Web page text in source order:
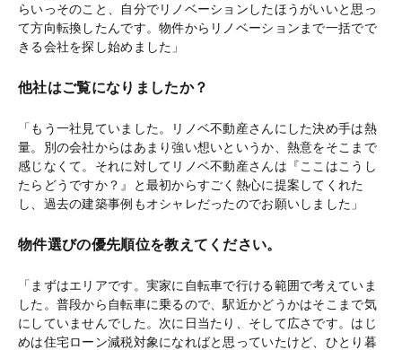
らいっそのこと、自分でリノベーションしたほうがいいと思っ
て方向転換したんです。物件からリノベーションまで一括でで
きる会社を探し始めました」
他社はご覧になりましたか？
「もう一社見ていました。リノベ不動産さんにした決め手は熱
量。別の会社からはあまり強い想いというか、熱意をそこまで
感じなくて。それに対してリノベ不動産さんは『ここはこうし
たらどうですか？』と最初からすごく熱心に提案してくれた
し、過去の建築事例もオシャレだったのでお願いしました」
物件選びの優先順位を教えてください。
「まずはエリアです。実家に自転車で行ける範囲で考えていま
した。普段から自転車に乗るので、駅近かどうかはそこまで気
にしていませんでした。次に日当たり、そして広さです。はじ
めは住宅ローン減税対象になればと思っていたけど、ひとり暮